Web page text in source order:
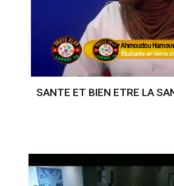
SANTE ET BIEN ETRE LA